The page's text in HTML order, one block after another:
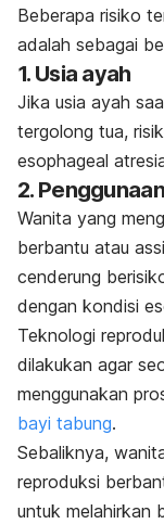
Beberapa risiko
adalah sebagai
1. Usia ayah
Jika usia ayah
tergolong tua,
esophageal
2.
Wanita yang
berbantu atau
cenderung
dengan kondisi
Teknologi
dilakukan agar
menggunakan
bayi tabung.
Sebaliknya,
reproduksi
untuk melahirkan